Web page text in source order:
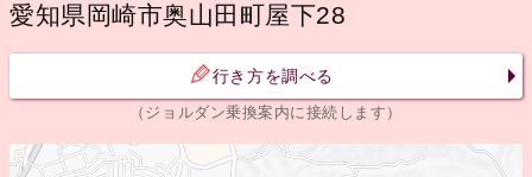
愛知県岡崎市奥山田町屋下28
行き方を調べる
（ジョルダン乗換案内に接続します）